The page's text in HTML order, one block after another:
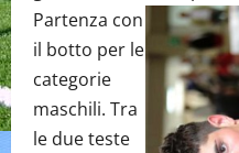
Partenza con
il botto per le
categorie
maschili. Tra
le due teste